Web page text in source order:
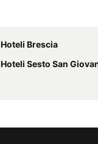
Hoteli Brescia
Hoteli Sesto San